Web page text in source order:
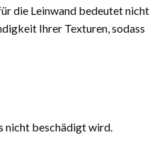
die Leinwand bedeutet nicht
Ihrer Texturen, sodass
nicht beschädigt wird.